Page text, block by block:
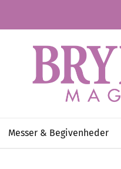
Messer & Begivenheder